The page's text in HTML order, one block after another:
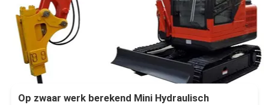
Op zwaar werk berekend Mini Hydraulisch